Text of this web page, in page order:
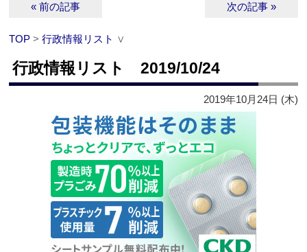
« 前の記事 次の記事 »
TOP >行政情報リスト ∨
行政情報リスト 2019/10/24
2019年10月24日 (木)